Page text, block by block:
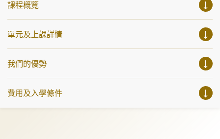
課程概覽
單元及上課詳情
我們的優勢
費用及入學條件